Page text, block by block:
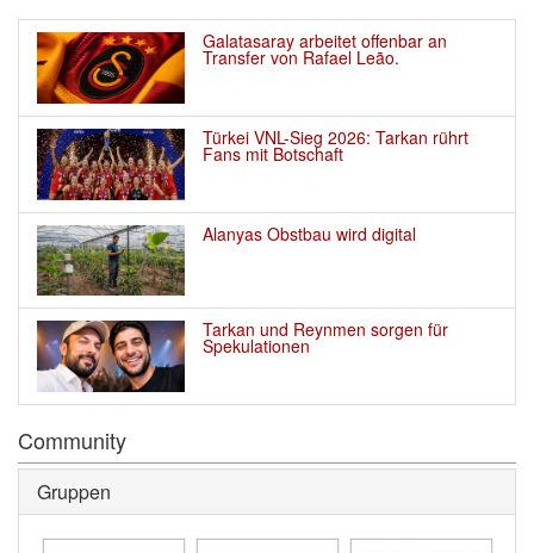
Galatasaray arbeitet offenbar an
Transfer von Rafael Leão.
Türkei VNL-Sieg 2026: Tarkan rührt
Fans mit Botschaft
Alanyas Obstbau wird digital
Tarkan und Reynmen sorgen für
Spekulationen
Community
Gruppen